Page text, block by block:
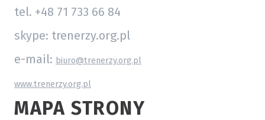
tel. +48 71 733 66 84
skype: trenerzy.org.pl
e-mail: biuro@trenerzy.org.pl
www.trenerzy.org.pl
MAPA STRONY